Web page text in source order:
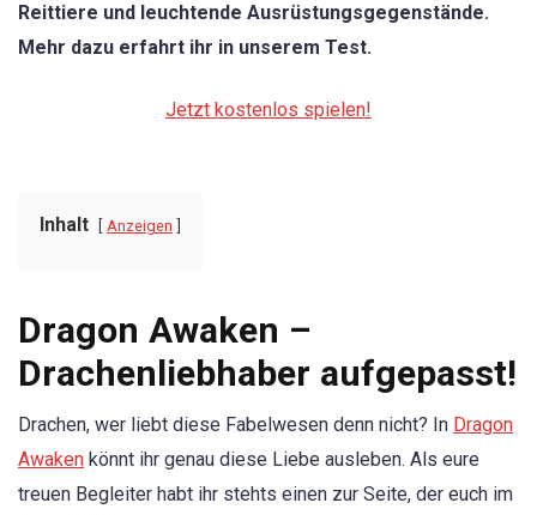
Reittiere und leuchtende Ausrüstungsgegenstände.
Mehr dazu erfahrt ihr in unserem Test.
Jetzt kostenlos spielen!
Inhalt Anzeigen
Dragon Awaken –
Drachenliebhaber aufgepasst!
Drachen, wer liebt diese Fabelwesen denn nicht? In Dragon
Awaken könnt ihr genau diese Liebe ausleben. Als eure
treuen Begleiter habt ihr stehts einen zur Seite, der euch im